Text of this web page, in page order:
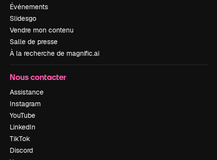
Événements
Slidesgo
Vendre mon contenu
Salle de presse
À la recherche de magnific.ai
Nous contacter
Assistance
Instagram
YouTube
LinkedIn
TikTok
Discord